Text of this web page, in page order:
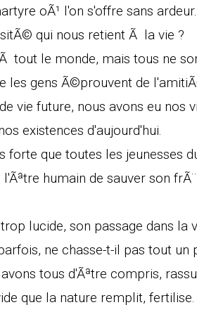
oÃ¹ l'on s'offre sans ardeur.
qui nous retient Ã la vie ?
tout le monde, mais tous ne
les gens Ã©prouvent de
vie future, nous avons eu nos
existences d'aujourd'hui.
forte que toutes les jeunesses
humain de sauver son
lucide, son passage dans la
ne chasse-t-il pas tout un
tous d'Ãªtre compris,
que la nature remplit, fertilise.